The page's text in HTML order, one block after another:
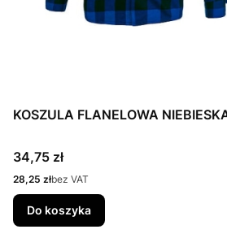
KOSZULA FLANELOWA
Cena
34,75 zł
Cena
28,25 złbez VAT
Do koszyka